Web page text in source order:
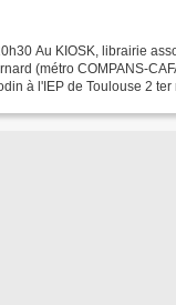
Au KIOSK, librairie
(métro COMPANS-
à l'IEP de Toulouse 2 ter